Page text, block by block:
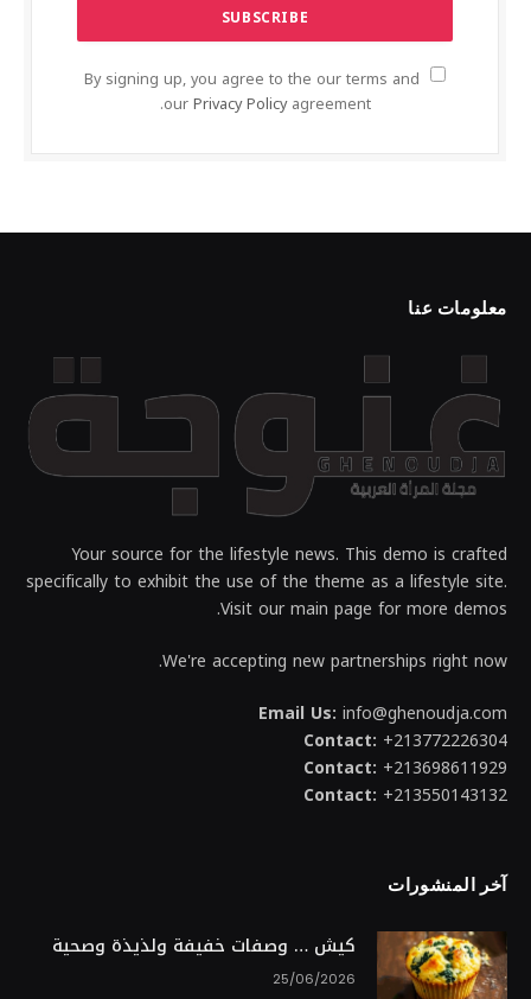
By signing up, you agree to the our terms and
ourPrivacy Policyagreement.
معلومات عنا
Your source for the lifestyle news. This demo is crafted
specifically to exhibit the use of the theme as a lifestyle site.
Visit our main page for more demos.
We're accepting new partnerships right now.
Email Us: info@ghenoudja.com
Contact: +213772226304
Contact: +213698611929
Contact: +213550143132
آخر المنشورات
كيش … وصفات خفيفة ولذيذة وصحية
25/06/2026